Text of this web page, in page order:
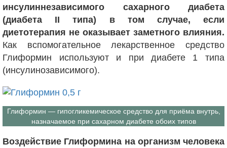
инсулиннезависимого сахарного диабета
(диабета II типа) в том случае, если
диетотерапия не оказывает заметного влияния.
Как вспомогательное лекарственное средство
Глиформин используют и при диабете 1 типа
(инсулинозависимого).
Глиформин — гипогликемическое средство для приёма внутрь,
назначаемое при сахарном диабете обоих типов
Воздействие Глиформина на организм человека